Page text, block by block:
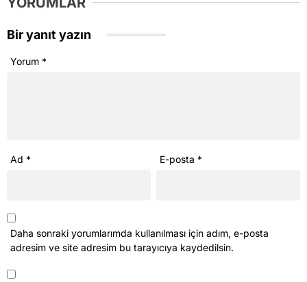
Bir yanıt yazın
Yorum *
Ad * E-posta *
Daha sonraki yorumlarımda kullanılması için adım, e-posta
adresim ve site adresim bu tarayıcıya kaydedilsin.